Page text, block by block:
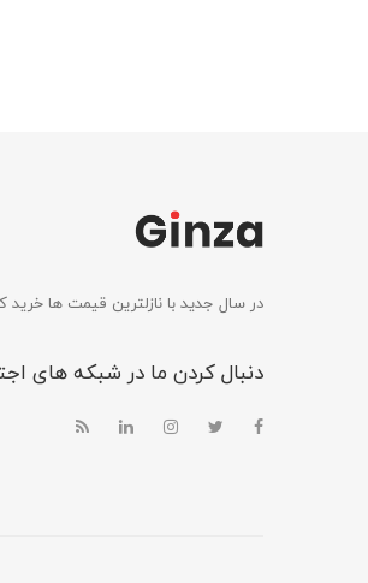
در سال جدید با نازلترین قیمت ها خرید
دنبال کردن ما در شبکه های